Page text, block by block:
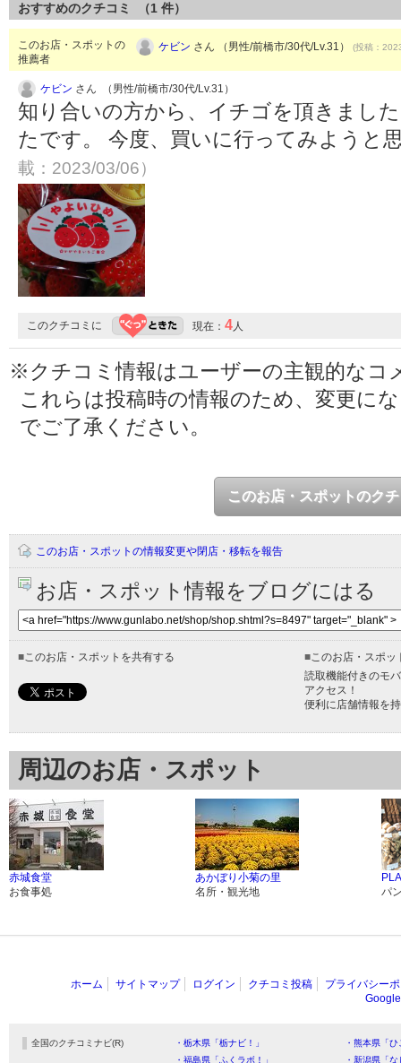
おすすめのクチコミ （1 件）
このお店・スポットの
推薦者
ケビン さん （男性/前橋市/30代/Lv.31） (投稿：
ケビン さん （男性/前橋市/30代/Lv.31）
知り合いの方から、イチゴを頂きまし
たです。 今度、買いに行ってみようと
載：2023/03/06）
このクチコミに 現在： 4人
※クチコミ情報はユーザーの主観的なコ
これらは投稿時の情報のため、変更に
でご了承ください。
このお店・スポットのク
このお店・スポットの情報変更や閉店・移転を報告
お店・スポット情報をブログにはる
■このお店・スポットを共有する ■このお店・スポッ
読取機能付きのモ
アクセス！
便利に店舗情報を
周辺のお店・スポット
赤城食堂
お食事処
あかぼり小菊の里
名所・観光地
パ
ホーム サイトマップ ログイン クチコミ投稿
プライバシー
全国のクチコミナビ(R) ・栃木県「栃ナビ！」
・熊本県「
・福島県「ふくラボ！」
・新潟県「